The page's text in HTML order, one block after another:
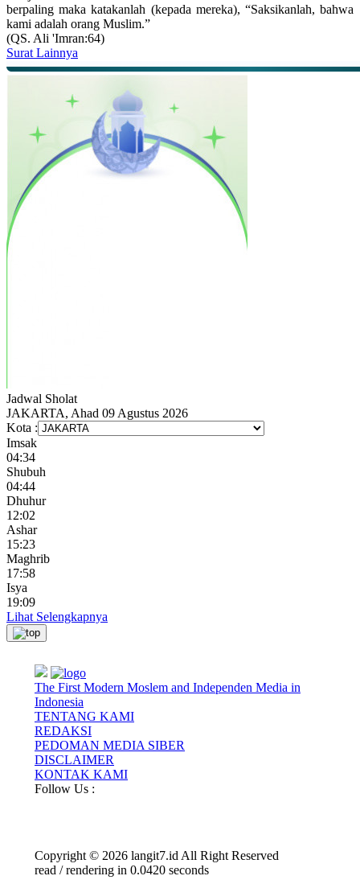
berpaling maka katakanlah (kepada mereka), “Saksikanlah, bahwa
kami adalah orang Muslim.”
(QS. Ali 'Imran:64)
Surat Lainnya
Jadwal Sholat
JAKARTA, Ahad 09 Agustus 2026
Kota :
Imsak
04:34
Shubuh
04:44
Dhuhur
12:02
Ashar
15:23
Maghrib
17:58
Isya
19:09
Lihat Selengkapnya
The First Modern Moslem and Independen Media in
Indonesia
TENTANG KAMI
REDAKSI
PEDOMAN MEDIA SIBER
DISCLAIMER
KONTAK KAMI
Follow Us :
Copyright © 2026 langit7.id All Right Reserved
read / rendering in 0.0420 seconds